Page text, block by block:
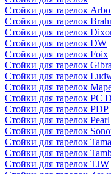
Стойки для тарелок
Стойки для тарелок
Стойки для тарелок
Стойки для тарелок DW
Стойки для тарелок Foix
Стойки для тарелок
Стойки для тарелок
Стойки для тарелок
Стойки для тарелок PC
Стойки для тарелок PDP
Стойки для тарелок Pearl
Стойки для тарелок
Стойки для тарелок Tama
Стойки для тарелок
Стойки для тарелок TJW